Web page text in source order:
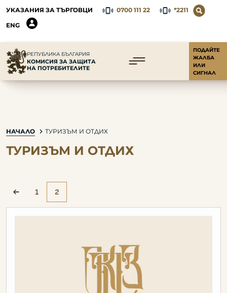
УКАЗАНИЯ ЗА ТЪРГОВЦИ 0700 111 22
*2211
ENG
РЕПУБЛИКА БЪЛГАРИЯ
КОМИСИЯ ЗА ЗАЩИТА
НА ПОТРЕБИТЕЛИТЕ
ПОДАЙТЕ
ЖАЛБА
ИЛИ
СИГНАЛ
НАЧАЛО ТУРИЗЪМ И ОТДИХ
ТУРИЗЪМ И ОТДИХ
pagination.prev
1 2